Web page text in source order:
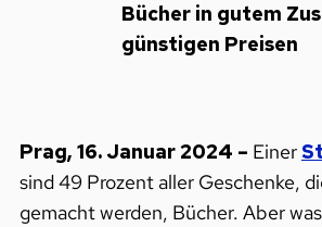
Bücher in gutem
günstigen Preisen
Prag, 16. Januar 2024 – Einer
sind 49 Prozent aller Geschenke,
gemacht werden, Bücher. Aber